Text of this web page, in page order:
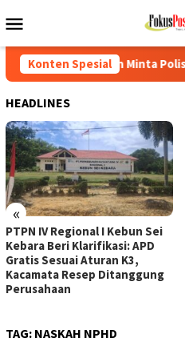
ke
Mobile
Konten Spesial
Polisi Bertindak Tegas
HEADLINES
«
PTPN IV Regional I Kebun Sei
Kebara Beri Klarifikasi: APD
Gratis Sesuai Aturan K3,
Kacamata Resep Ditanggung
Perusahaan
TAG: NASKAH NPHD